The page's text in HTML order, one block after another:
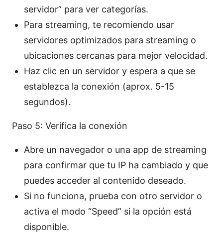
servidor” para ver categorías.
Para streaming, te recomiendo usar
servidores optimizados para streaming o
ubicaciones cercanas para mejor velocidad.
Haz clic en un servidor y espera a que se
establezca la conexión (aprox. 5-15
segundos).
Paso 5: Verifica la conexión
Abre un navegador o una app de streaming
para confirmar que tu IP ha cambiado y que
puedes acceder al contenido deseado.
Si no funciona, prueba con otro servidor o
activa el modo “Speed” si la opción está
disponible.